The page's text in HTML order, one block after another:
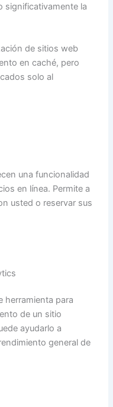
significativamente la
de sitios web
en caché, pero
solo al
una funcionalidad
en línea. Permite a
usted o reservar sus
herramienta para
de un sitio
ayudarlo a
general de